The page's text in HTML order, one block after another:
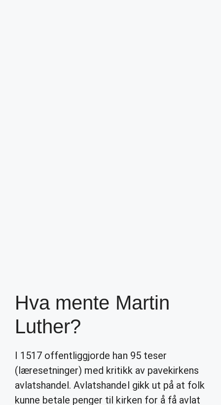
Hva mente Martin
Luther?
I 1517 offentliggjorde han 95 teser
(læresetninger) med kritikk av pavekirkens
avlatshandel. Avlatshandel gikk ut på at folk
kunne betale penger til kirken for å få avlat